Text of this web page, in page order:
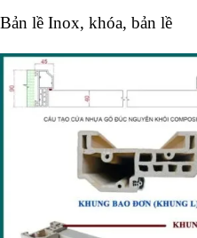
Bản lề Inox, khóa, bản lề